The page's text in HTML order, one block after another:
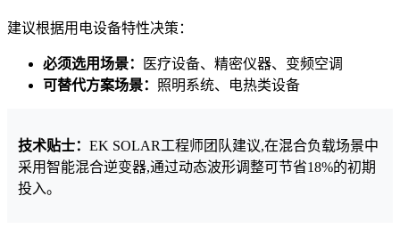
建议根据用电设备特性决策：
必须选用场景：
医疗设备、精密仪器、变频空调
可替代方案场景： 照明系统、电热类设备
技术贴士： EK SOLAR工程师团队建议,在混合负载场景中
采用智能混合逆变器,通过动态波形调整可节省18%的初期
投入。